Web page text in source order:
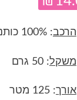
הרכב: 100% כותנה מצרית ממורצרת
משקל: 50 גרם
אורך: 125 מטר